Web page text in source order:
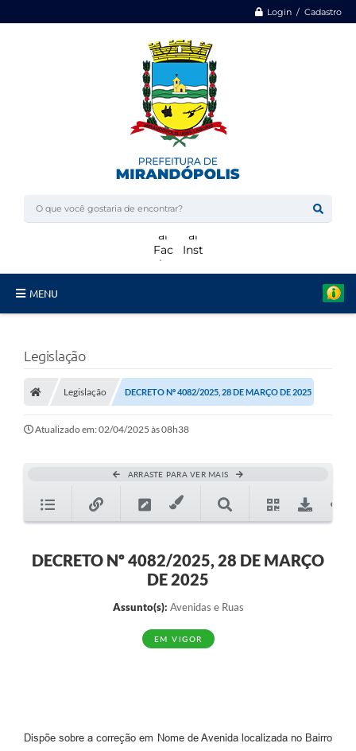
Login / Cadastro
MENU
Protocolo
Licitações
Transparência
Feriados e Datas Comemorativas
Emprega Mirandópolis
Legislação
Legislação DECRETO Nº 4082/2025, 28 DE MARÇO DE 2025
Atualizado em: 02/04/2025 às 08h38
ARRASTE PARA VER MAIS
DECRETO Nº 4082/2025, 28 DE MARÇO
DE 2025
Assunto(s): Avenidas e Ruas
EM VIGOR
Dispõe sobre a correção em Nome de Avenida localizada no Bairro